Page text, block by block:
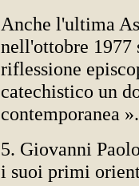
Anche l'ultima
nell'ottobre 1977
riflessione
catechistico un
contemporanea
5. Giovanni
i suoi primi